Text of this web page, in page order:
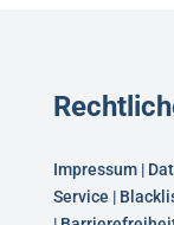
Impressum|
Service |